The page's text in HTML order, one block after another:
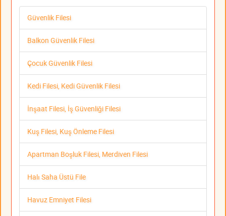
Güvenlik Filesi
Balkon Güvenlik Filesi
Çocuk Güvenlik Filesi
Kedi Filesi, Kedi Güvenlik Filesi
İnşaat Filesi, İş Güvenliği Filesi
Kuş Filesi, Kuş Önleme Filesi
Apartman Boşluk Filesi, Merdiven Filesi
Halı Saha Üstü File
Havuz Emniyet Filesi